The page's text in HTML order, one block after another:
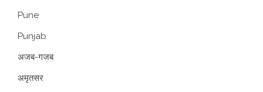
Pune
Punjab
अजब-गजब
अमृतसर